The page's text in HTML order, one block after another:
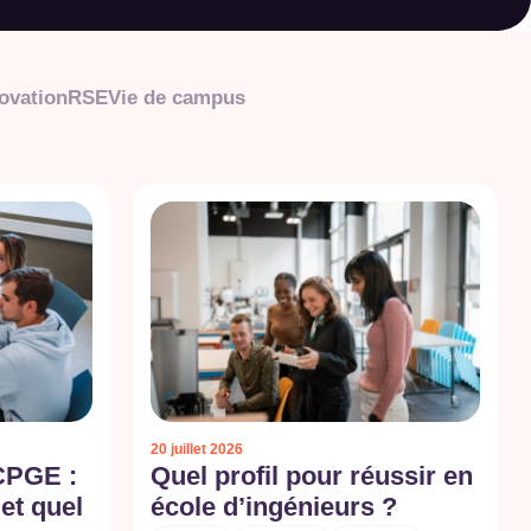
RSEVie de campus
:
quel
20 juillet 2026
Quel profil pour réussir en
école d’ingénieurs ?